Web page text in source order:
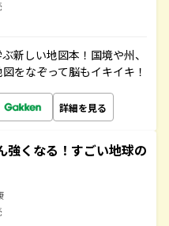
新しい地図本！国境や州、
をなぞって脳もイキイキ！
詳細を見る
強くなる！すごい地球の